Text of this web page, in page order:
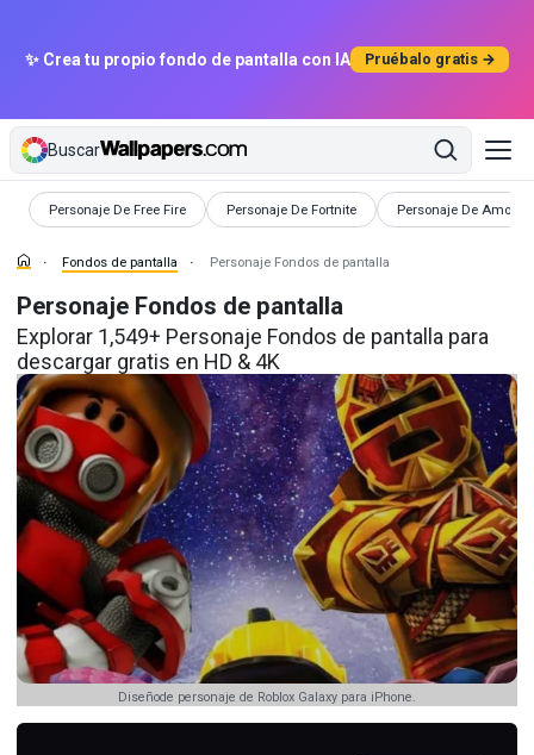
✨ Crea tu propio fondo de pantalla con IA Pruébalo gratis →
Buscar
Personaje De Free Fire
Fondos de pantalla Personaje De Fortnite
Fondos de pantalla Personaje De Among
Fondos de pantalla
Fondos de pantalla Personaje Fondos de pantalla
Personaje Fondos de pantalla
Explorar 1,549+ Personaje Fondos de pantalla para
descargar gratis en HD & 4K
Diseñode personaje de Roblox Galaxy para iPhone.